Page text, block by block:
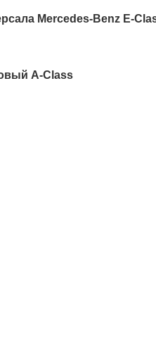
Mercedes-Benz E-
A-Class